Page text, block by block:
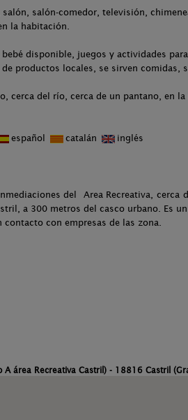
salón-comedor, televisión,
la habitación.
disponible, juegos y actividades
productos locales, se sirven comidas,
cerca del río, cerca de un pantano, en
español catalán inglés
del Area Recreativa,
a 300 metros del casco urbano. Es
contacto con empresas de las zona.
A área Recreativa Castril) - 18816 Castril